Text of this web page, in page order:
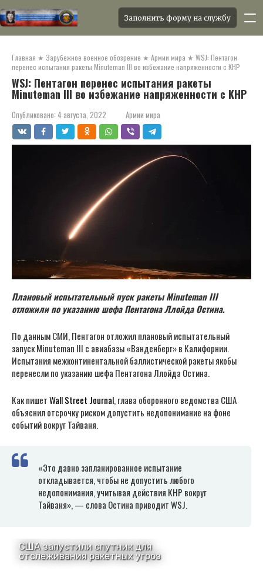
контенту
Заполнить форму на службу
Главная ★ Зарубежное военное обозрение ★ Армии мира ★ WSJ: Пентагон
перенес испытания ракеты Minuteman III во избежание напряженности с КНР
WSJ: Пентагон перенес испытания ракеты
Minuteman III во избежание напряженности с КНР
Опубликовано: 4 августа, 2022 Армии мира
Плановый испытательный пуск ракеты Minuteman III
отложили по указанию шефа Пентагона Ллойда Остина.
По данным СМИ, Пентагон отложил плановый испытательный
запуск Minuteman III с авиабазы «Ванденберг» в Калифорнии.
Испытания межконтинентальной баллистической ракеты якобы
перенесли по указанию шефа Пентагона Ллойда Остина.
Как пишетWall Street Journal, глава оборонного ведомства США
объяснил отсрочку риском допустить недопонимание на фоне
событий вокруг Тайваня.
«Это давно запланированное испытание
откладывается, чтобы не допустить любого
недопонимания, учитывая действия КНР вокруг
Тайваня», — слова Остина приводит WSJ.